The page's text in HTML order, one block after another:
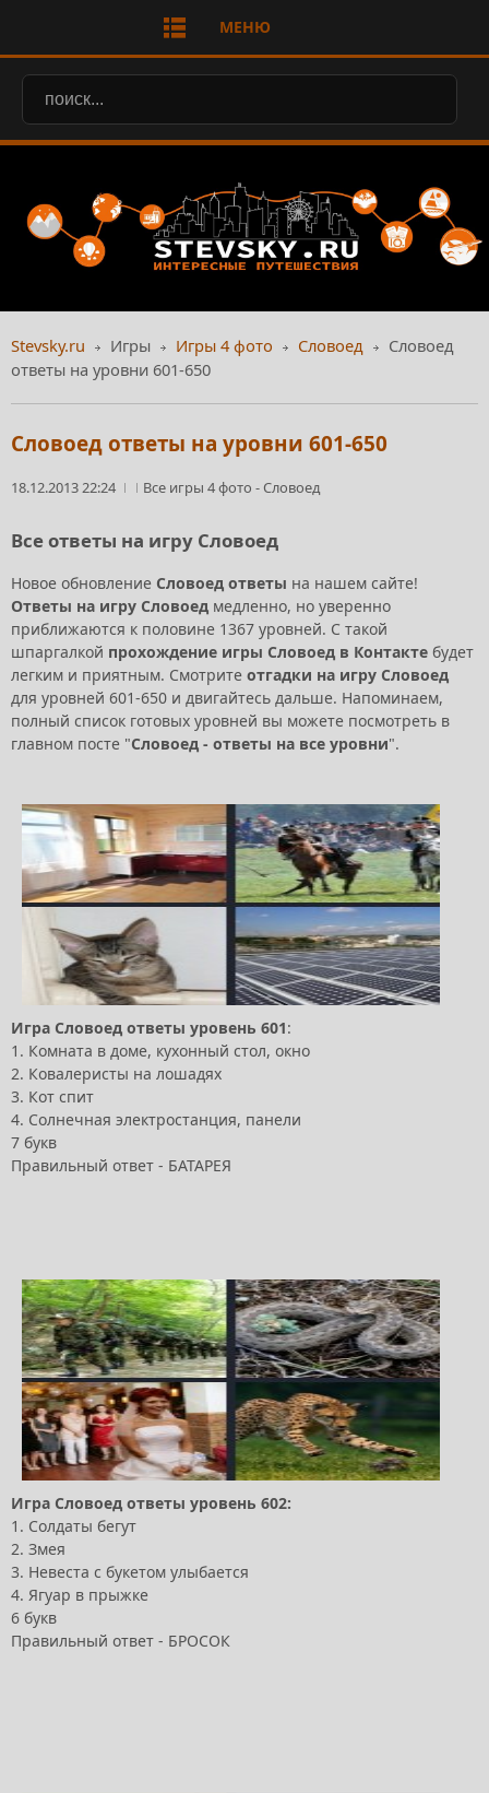
МЕНЮ
Stevsky.ru Игры Игры 4 фото Словоед
Словоед
ответы на уровни 601-650
Словоед ответы на уровни 601-650
18.12.2013 22:24 Все игры 4 фото -Словоед
Все ответы на игру Словоед
Новое обновление Словоед ответы на нашем сайте!
Ответы на игру Словоед медленно, но уверенно
приближаются к половине 1367 уровней. С такой
шпаргалкой прохождение игры Словоед в Контакте будет
легким и приятным. Смотрите отгадки на игру Словоед
для уровней 601-650 и двигайтесь дальше. Напоминаем,
полный список готовых уровней вы можете посмотреть в
главном посте "Словоед - ответы на все уровни".
Игра Словоед ответы уровень 601:
1. Комната в доме, кухонный стол, окно
2. Ковалеристы на лошадях
3. Кот спит
4. Солнечная электростанция, панели
7 букв
Правильный ответ - БАТАРЕЯ
Игра Словоед ответы уровень 602:
1. Солдаты бегут
2. Змея
3. Невеста с букетом улыбается
4. Ягуар в прыжке
6 букв
Правильный ответ - БРОСОК